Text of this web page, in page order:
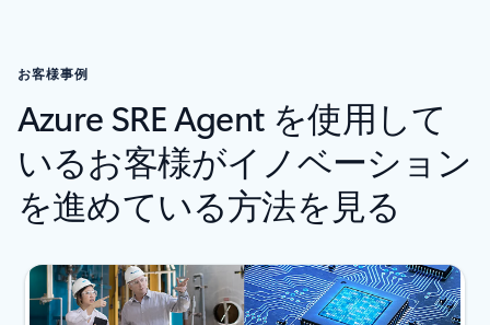
お客様事例
Azure SRE Agent を使用して
いるお客様がイノベーション
を進めている方法を見る
前へ